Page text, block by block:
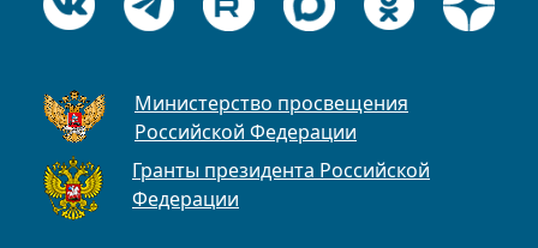
Министерство просвещения
Российской Федерации
Гранты президента Российской
Федерации